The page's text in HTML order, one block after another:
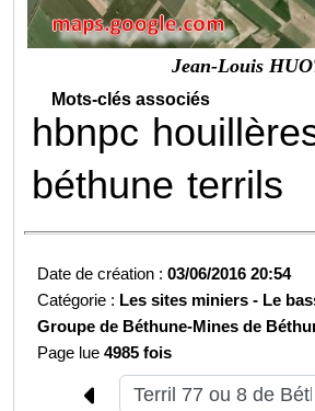
Jean-Louis
Mots-clés associés
hbnpc
béthune terrils
Date de création :03/06/2016 20:54
Catégorie : Les sites miniers - Le
Groupe de Béthune-Mines de
Page lue4985 fois